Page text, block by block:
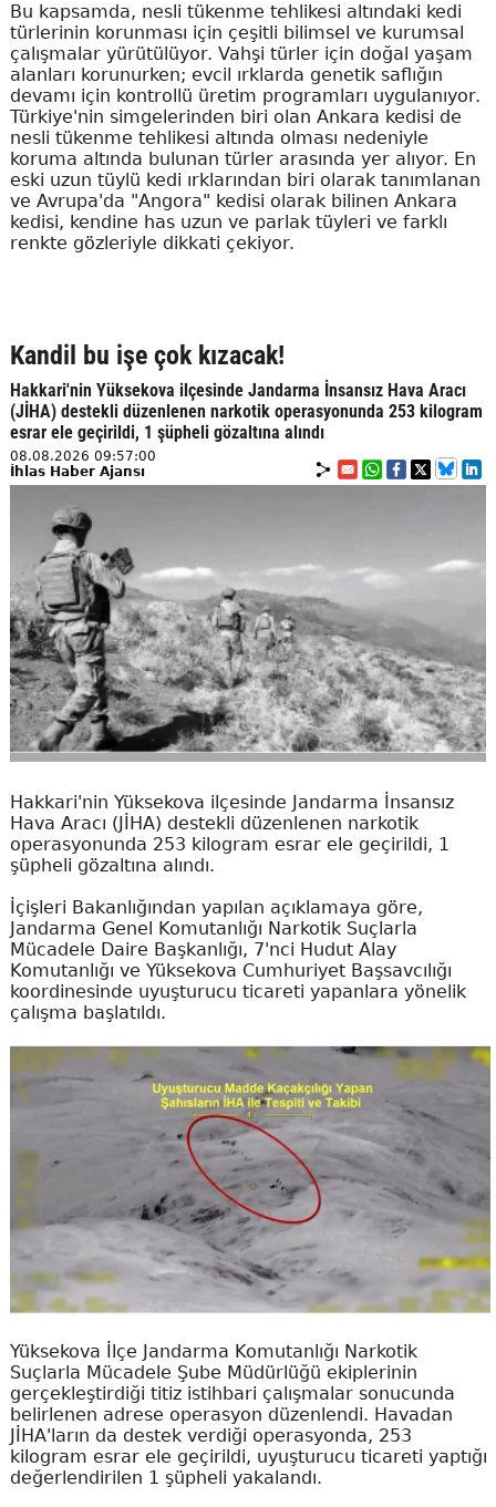
Bu kapsamda, nesli tükenme tehlikesi altındaki kedi
türlerinin korunması için çeşitli bilimsel ve kurumsal
çalışmalar yürütülüyor. Vahşi türler için doğal yaşam
alanları korunurken; evcil ırklarda genetik saflığın
devamı için kontrollü üretim programları uygulanıyor.
Türkiye'nin simgelerinden biri olan Ankara kedisi de
nesli tükenme tehlikesi altında olması nedeniyle
koruma altında bulunan türler arasında yer alıyor. En
eski uzun tüylü kedi ırklarından biri olarak tanımlanan
ve Avrupa'da "Angora" kedisi olarak bilinen Ankara
kedisi, kendine has uzun ve parlak tüyleri ve farklı
renkte gözleriyle dikkati çekiyor.
Kandil bu işe çok kızacak!
Hakkari'nin Yüksekova ilçesinde Jandarma İnsansız Hava Aracı
(JİHA) destekli düzenlenen narkotik operasyonunda 253 kilogram
esrar ele geçirildi, 1 şüpheli gözaltına alındı
08.08.2026 09:57:00
İhlas Haber Ajansı
Hakkari'nin Yüksekova ilçesinde Jandarma İnsansız
Hava Aracı (JİHA) destekli düzenlenen narkotik
operasyonunda 253 kilogram esrar ele geçirildi, 1
şüpheli gözaltına alındı.
İçişleri Bakanlığından yapılan açıklamaya göre,
Jandarma Genel Komutanlığı Narkotik Suçlarla
Mücadele Daire Başkanlığı, 7'nci Hudut Alay
Komutanlığı ve Yüksekova Cumhuriyet Başsavcılığı
koordinesinde uyuşturucu ticareti yapanlara yönelik
çalışma başlatıldı.
Yüksekova İlçe Jandarma Komutanlığı Narkotik
Suçlarla Mücadele Şube Müdürlüğü ekiplerinin
gerçekleştirdiği titiz istihbari çalışmalar sonucunda
belirlenen adrese operasyon düzenlendi. Havadan
JİHA'ların da destek verdiği operasyonda, 253
kilogram esrar ele geçirildi, uyuşturucu ticareti yaptığı
değerlendirilen 1 şüpheli yakalandı.